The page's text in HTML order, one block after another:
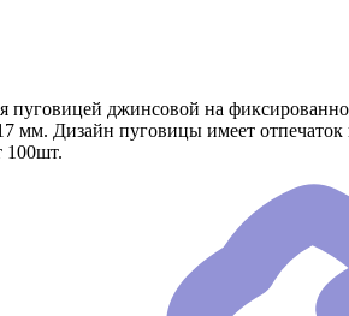
пуговицей джинсовой на
мм. Дизайн пуговицы имеет отпечаток
100шт.